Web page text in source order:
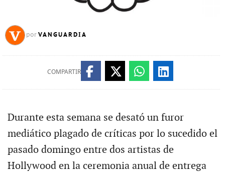
por VANGUARDIA
COMPARTIR
Durante esta semana se desató un furor
mediático plagado de críticas por lo sucedido el
pasado domingo entre dos artistas de
Hollywood en la ceremonia anual de entrega